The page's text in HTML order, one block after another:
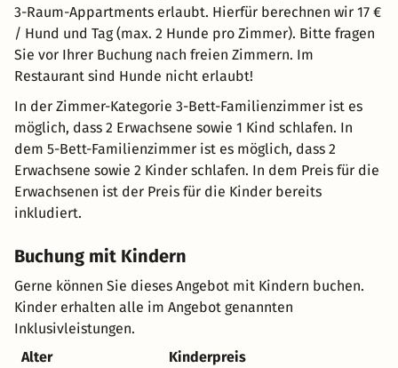
3-Raum-Appartments erlaubt. Hierfür berechnen wir 17 €
/ Hund und Tag (max. 2 Hunde pro Zimmer). Bitte fragen
Sie vor Ihrer Buchung nach freien Zimmern. Im
Restaurant sind Hunde nicht erlaubt!
In der Zimmer-Kategorie 3-Bett-Familienzimmer ist es
möglich, dass 2 Erwachsene sowie 1 Kind schlafen. In
dem 5-Bett-Familienzimmer ist es möglich, dass 2
Erwachsene sowie 2 Kinder schlafen. In dem Preis für die
Erwachsenen ist der Preis für die Kinder bereits
inkludiert.
Buchung mit Kindern
Gerne können Sie dieses Angebot mit Kindern buchen.
Kinder erhalten alle im Angebot genannten
Inklusivleistungen.
Alter
Kinderpreis